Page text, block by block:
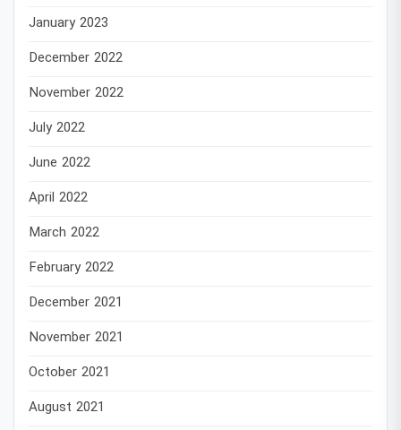
January 2023
December 2022
November 2022
July 2022
June 2022
April 2022
March 2022
February 2022
December 2021
November 2021
October 2021
August 2021